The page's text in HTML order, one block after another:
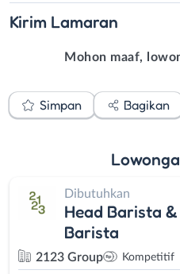
Kirim Lamaran
Mohon maaf,
Simpan Bagikan
Dibutuhkan
Head Barista
Barista
2123 Group Kompetitif